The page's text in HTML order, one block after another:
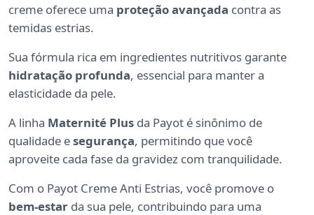
creme oferece uma proteção avançada contra as
temidas estrias.
Sua fórmula rica em ingredientes nutritivos garante
hidratação profunda, essencial para manter a
elasticidade da pele.
A linha Maternité Plus da Payot é sinônimo de
qualidade esegurança, permitindo que você
aproveite cada fase da gravidez com tranquilidade.
Com o Payot Creme Anti Estrias, você promove o
bem-estar da sua pele, contribuindo para uma